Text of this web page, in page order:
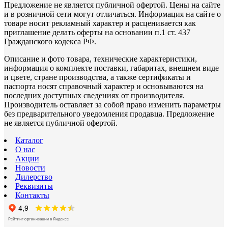
Предложение не является публичной офертой. Цены на сайте
и в розничной сети могут отличаться. Информация на сайте о
товаре носит рекламный характер и расценивается как
приглашение делать оферты на основании п.1 ст. 437
Гражданского кодекса РФ.
Описание и фото товара, технические характеристики,
информация о комплекте поставки, габаритах, внешнем виде
и цвете, стране производства, а также сертификаты и
паспорта носят справочный характер и основываются на
последних доступных сведениях от производителя.
Производитель оставляет за собой право изменить параметры
без предварительного уведомления продавца. Предложение
не является публичной офертой.
Каталог
О нас
Акции
Новости
Дилерство
Реквизиты
Контакты